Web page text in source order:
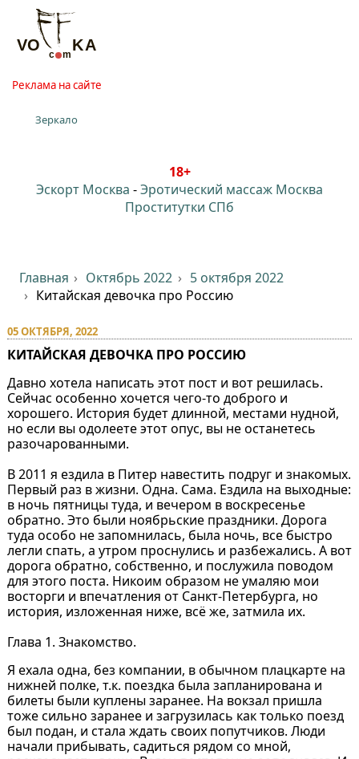
Реклама на сайте
Зеркало
18+
Эскорт Москва -Эротический массаж Москва
Проститутки СПб
Главная Октябрь 2022
5 октября 2022
Китайская девочка про Россию
05 ОКТЯБРЯ, 2022
КИТАЙСКАЯ ДЕВОЧКА ПРО РОССИЮ
Давно хотела написать этот пост и вот решилась.
Сейчас особенно хочется чего-то доброго и
хорошего. История будет длинной, местами нудной,
но если вы одолеете этот опус, вы не останетесь
разочарованными.
В 2011 я ездила в Питер навестить подруг и знакомых.
Первый раз в жизни. Одна. Сама. Ездила на выходные:
в ночь пятницы туда, и вечером в воскресенье
обратно. Это были ноябрьские праздники. Дорога
туда особо не запомнилась, была ночь, все быстро
легли спать, а утром проснулись и разбежались. А вот
дорога обратно, собственно, и послужила поводом
для этого поста. Никоим образом не умаляю мои
восторги и впечатления от Санкт-Петербурга, но
история, изложенная ниже, всё же, затмила их.
Глава 1. Знакомство.
Я ехала одна, без компании, в обычном плацкарте на
нижней полке, т.к. поездка была запланирована и
билеты были куплены заранее. На вокзал пришла
тоже сильно заранее и загрузилась как только поезд
был подан, и стала ждать своих попутчиков. Люди
начали прибывать, садиться рядом со мной,